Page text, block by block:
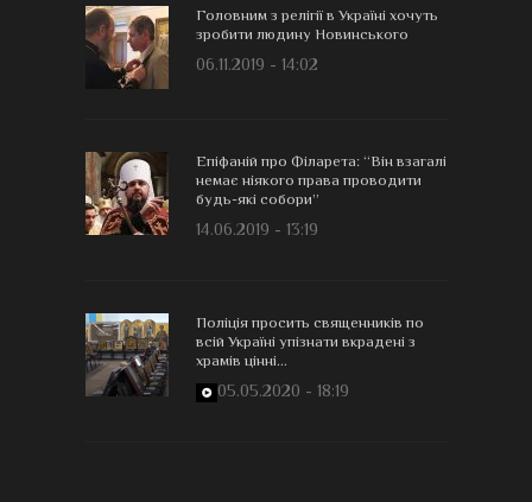
Головним з релігії в Україні хочуть
зробити людину Новинського
06.11.2019 - 14:02
Епіфаній про Філарета: “Він взагалі
немає ніякого права проводити
будь-які собори”
14.06.2019 - 13:19
Поліція просить священників по
всій Україні упізнати вкрадені з
храмів цінні...
05.05.2020 - 18:19